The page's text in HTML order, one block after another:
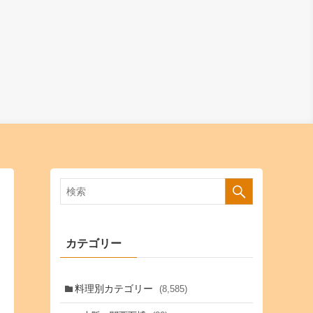
カテゴリー
料理別カテゴリー (8,585)